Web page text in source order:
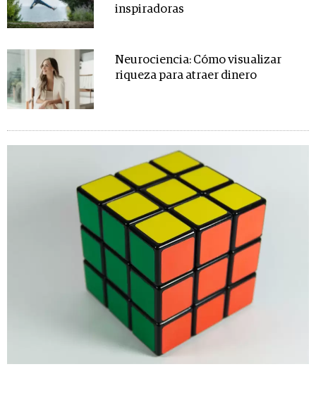
inspiradoras
Neurociencia: Cómo visualizar
riqueza para atraer dinero